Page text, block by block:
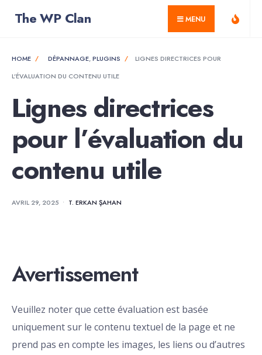
The WP Clan MENU
HOME DÉPANNAGE,PLUGINS
LIGNES DIRECTRICES POUR
L’ÉVALUATION DU CONTENU UTILE
Lignes directrices
pour l’évaluation du
contenu utile
AVRIL 29, 2025 • T. ERKAN ŞAHAN
Avertissement
Veuillez noter que cette évaluation est basée
uniquement sur le contenu textuel de la page et ne
prend pas en compte les images, les liens ou d’autres